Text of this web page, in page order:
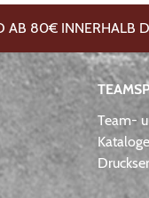
AB 80€ INNERHALB
Team-
Kataloge